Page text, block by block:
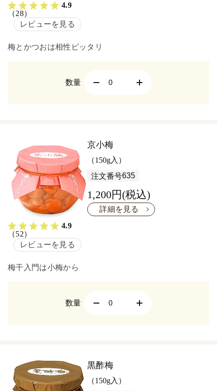
4.9
（28）
レビューを見る
梅とかつおは相性ピッタリ
数量
4.9
（52）
レビューを見る
京小梅
（150g入）
注文番号635
1,200円(税込)
詳細を見る
梅干入門は小梅から
数量
黒酢梅
（150g入）